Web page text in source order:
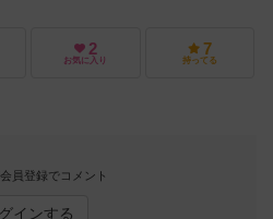
2
お気に入り
7
持ってる
員登録でコメント
インする